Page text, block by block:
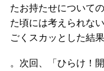
たお持たせについて
た頃には考えられな
ごくスカッとした結
。次回、「ひらけ！